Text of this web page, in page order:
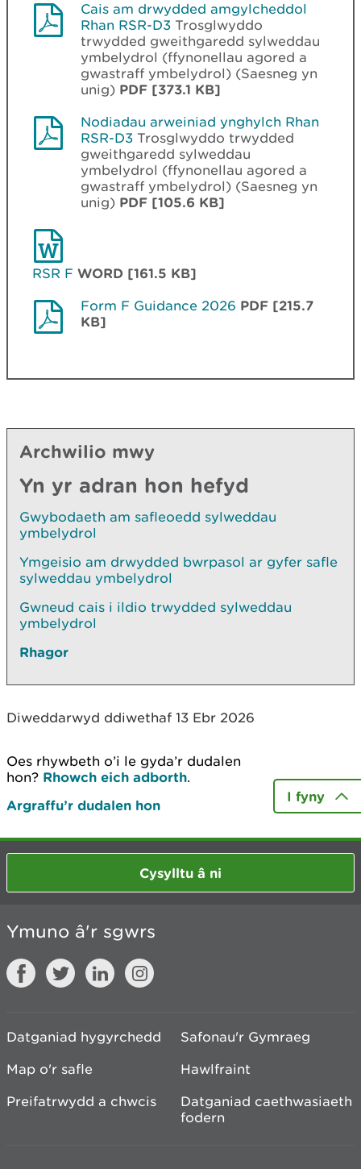
Cais am drwydded amgylcheddol
Rhan RSR-D3 Trosglwyddo
trwydded gweithgaredd sylweddau
ymbelydrol (ffynonellau agored a
gwastraff ymbelydrol) (Saesneg yn
unig) PDF [373.1 KB]
Nodiadau arweiniad ynghylch Rhan
RSR-D3 Trosglwyddo trwydded
gweithgaredd sylweddau
ymbelydrol (ffynonellau agored a
gwastraff ymbelydrol) (Saesneg yn
unig) PDF [105.6 KB]
RSR F WORD [161.5 KB]
Form F Guidance 2026 PDF [215.7
KB]
Archwilio mwy
Yn yr adran hon hefyd
Gwybodaeth am safleoedd sylweddau
ymbelydrol
Ymgeisio am drwydded bwrpasol ar gyfer safle
sylweddau ymbelydrol
Gwneud cais i ildio trwydded sylweddau
ymbelydrol
Rhagor
Diweddarwyd ddiwethaf 13 Ebr 2026
Oes rhywbeth o’i le gyda’r dudalen
hon? Rhowch eich adborth.
Argraffu’r dudalen hon
I fyny
Cysylltu â ni
Ymuno â'r sgwrs
Datganiad hygyrchedd
Safonau'r Gymraeg
Map o'r safle
Hawlfraint
Preifatrwydd a chwcis
Datganiad caethwasiaeth
fodern